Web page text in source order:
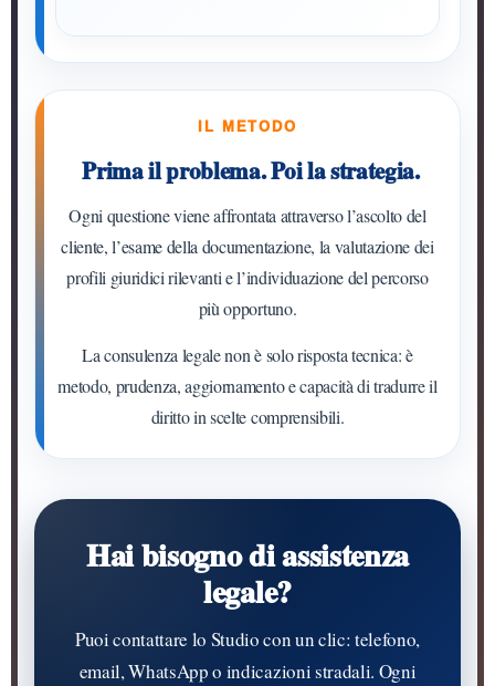
IL METODO
Prima il problema. Poi la strategia.
Ogni questione viene affrontata attraverso l’ascolto del
cliente, l’esame della documentazione, la valutazione dei
profili giuridici rilevanti e l’individuazione del percorso
più opportuno.
La consulenza legale non è solo risposta tecnica: è
metodo, prudenza, aggiornamento e capacità di tradurre il
diritto in scelte comprensibili.
Hai bisogno di assistenza
legale?
Puoi contattare lo Studio con un clic: telefono,
email, WhatsApp o indicazioni stradali. Ogni